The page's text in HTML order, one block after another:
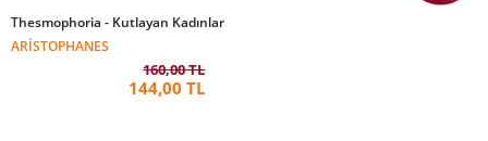
Thesmophoria - Kutlayan Kadınlar
ARISTOPHANES
160,00 TL
144,00 TL